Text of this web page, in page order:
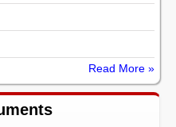
Read More »